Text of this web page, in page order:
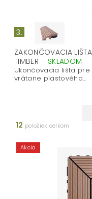
3.
ZAKONČOVACIA
TIMBER – SKLADOM
Ukončovacia lišta pre
vrátane plastového...
12 položiek celkom
Akcia